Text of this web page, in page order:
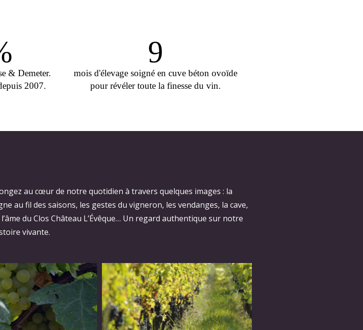
& Demeter.
2007.
mois d'élevage soigné en cuve béton ovoïde
pour révéler toute la finesse du vin.
9
au cœur de notre quotidien à travers quelques images : la
au fil des saisons, les gestes du vigneron, les vendanges, la cave,
du Clos Château L’Évêque… Un regard authentique sur notre
vivante.